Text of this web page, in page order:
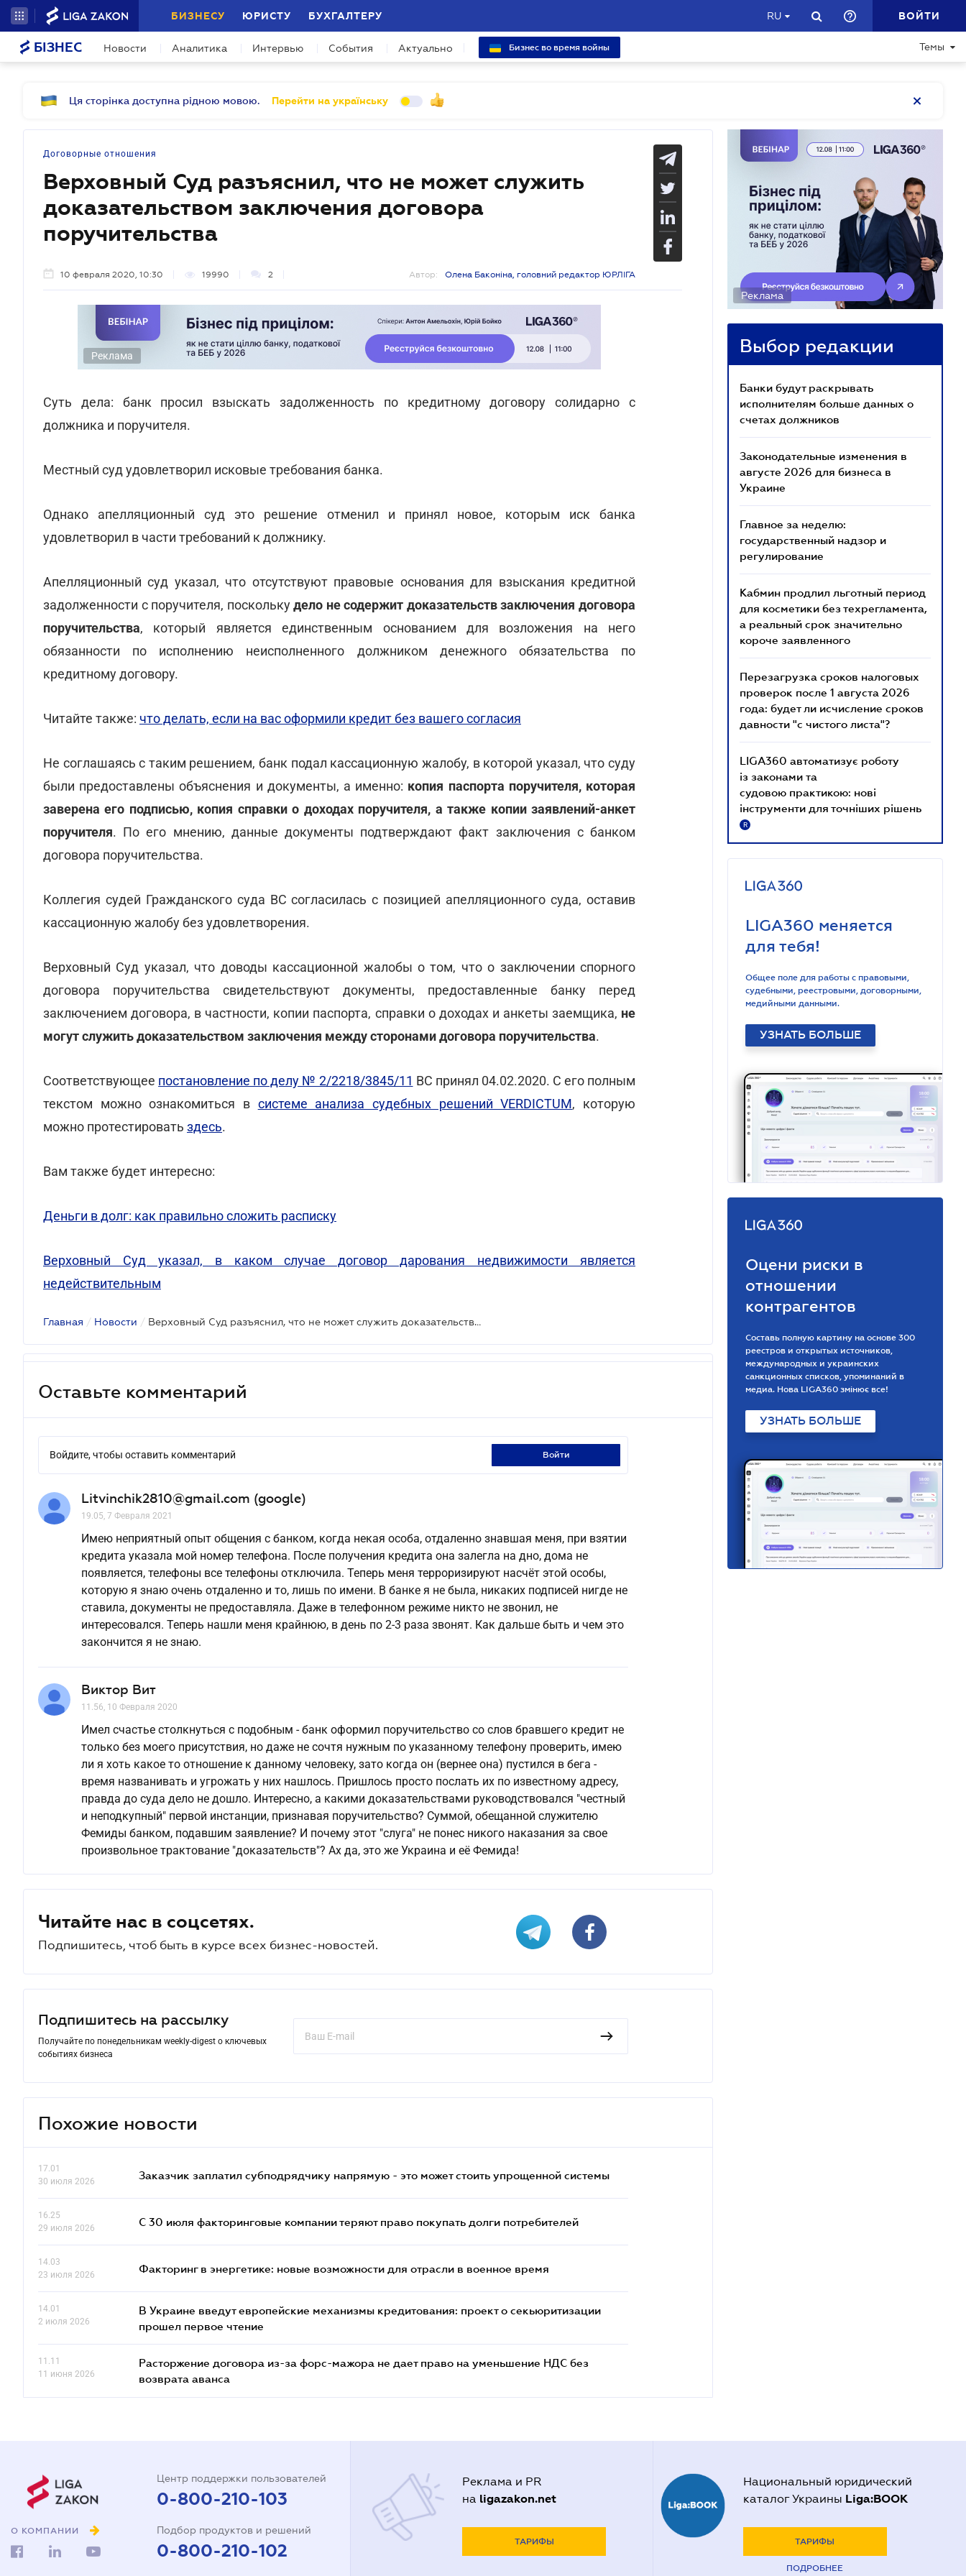
БИЗНЕСУ ЮРИСТУ БУХГАЛТЕРУ RU ВОЙТИ
БІЗНЕС Новости Аналитика Интервью События Актуально Бизнес во время войны Темы
Ця сторінка доступна рідною мовою. Перейти на українську
Договорные отношения
Верховный Суд разъяснил, что не может служить
доказательством заключения договора
поручительства
10 февраля 2020, 10:30 19990 2 Автор: Олена Баконіна, головний редактор ЮРЛІГА
Реклама
Суть дела: банк просил взыскать задолженность по кредитному договору солидарно с
должника и поручителя.
Местный суд удовлетворил исковые требования банка.
Однако апелляционный суд это решение отменил и принял новое, которым иск банка
удовлетворил в части требований к должнику.
Апелляционный суд указал, что отсутствуют правовые основания для взыскания кредитной
задолженности с поручителя, посколькудело не содержит доказательств заключения договора
поручительства, который является единственным основанием для возложения на него
обязанности по исполнению неисполненного должником денежного обязательства по
кредитному договору.
Читайте также: что делать, если на вас оформили кредит без вашего согласия
Не соглашаясь с таким решением, банк подал кассационную жалобу, в которой указал, что суду
были предоставлены объяснения и документы, а именно: копия паспорта поручителя, которая
заверена его подписью, копия справки о доходах поручителя, а также копии заявлений-анкет
поручителя. По его мнению, данные документы подтверждают факт заключения с банком
договора поручительства.
Коллегия судей Гражданского суда ВС согласилась с позицией апелляционного суда, оставив
кассационную жалобу без удовлетворения.
Верховный Суд указал, что доводы кассационной жалобы о том, что о заключении спорного
договора поручительства свидетельствуют документы, предоставленные банку перед
заключением договора, в частности, копии паспорта, справки о доходах и анкеты заемщика, не
могут служить доказательством заключения между сторонами договора поручительства.
Соответствующее постановление по делу № 2/2218/3845/11 ВС принял 04.02.2020. С его полным
текстом можно ознакомиться в системе анализа судебных решений VERDICTUM, которую
можно протестировать здесь.
Вам также будет интересно:
Деньги в долг: как правильно сложить расписку
Верховный Суд указал, в каком случае договор дарования недвижимости является
недействительным
Главная / Новости / Верховный Суд разъяснил, что не может служить доказательством заключения договора поручительства
Оставьте комментарий
Войдите, чтобы оставить комментарий войти
Litvinchik2810@gmail.com (google)
19.05, 7 Февраля 2021
Имею неприятный опыт общения с банком, когда некая особа, отдаленно знавшая меня, при взятии
кредита указала мой номер телефона. После получения кредита она залегла на дно, дома не
появляется, телефоны все телефоны отключила. Теперь меня терроризируют насчёт этой особы,
которую я знаю очень отдаленно и то, лишь по имени. В банке я не была, никаких подписей нигде не
ставила, документы не предоставляла. Даже в телефонном режиме никто не звонил, не
интересовался. Теперь нашли меня крайнюю, в день по 2-3 раза звонят. Как дальше быть и чем это
закончится я не знаю.
Виктор Вит
11.56, 10 Февраля 2020
Имел счастье столкнуться с подобным - банк оформил поручительство со слов бравшего кредит не
только без моего присутствия, но даже не сочтя нужным по указанному телефону проверить, имею
ли я хоть какое то отношение к данному человеку, зато когда он (вернее она) пустился в бега -
время названивать и угрожать у них нашлось. Пришлось просто послать их по известному адресу,
правда до суда дело не дошло. Интересно, а какими доказательствами руководствовался "честный
и неподкупный" первой инстанции, признавая поручительство? Суммой, обещанной служителю
Фемиды банком, подавшим заявление? И почему этот "слуга" не понес никого наказания за свое
произвольное трактование "доказательств"? Ах да, это же Украина и её Фемида!
Читайте нас в соцсетях.
Подпишитесь, чтоб быть в курсе всех бизнес-новостей.
Подпишитесь на рассылку
Получайте по понедельникам weekly-digest о ключевых
событиях бизнеса
Похожие новости
17.01
30 июля 2026
Заказчик заплатил субподрядчику напрямую - это может стоить упрощенной системы
16.25
29 июля 2026
С 30 июля факторинговые компании теряют право покупать долги потребителей
14.03
23 июля 2026
Факторинг в энергетике: новые возможности для отрасли в военное время
14.01
2 июля 2026
В Украине введут европейские механизмы кредитования: проект о секьюритизации
прошел первое чтение
11.11
11 июня 2026
Расторжение договора из-за форс-мажора не дает право на уменьшение НДС без
возврата аванса
Реклама
Выбор редакции
Банки будут раскрывать
исполнителям больше данных о
счетах должников
Законодательные изменения в
августе 2026 для бизнеса в
Украине
Главное за неделю:
государственный надзор и
регулирование
Кабмин продлил льготный период
для косметики без техрегламента,
а реальный срок значительно
короче заявленного
Перезагрузка сроков налоговых
проверок после 1 августа 2026
года: будет ли исчисление сроков
давности "с чистого листа"?
LIGA360 автоматизує роботу
із законами та
судовою практикою: нові
інструменти для точніших рішень
R
LIGA360 меняется
для тебя!
Общее поле для работы с правовыми,
судебными, реестровыми, договорными,
медийными данными.
УЗНАТЬ БОЛЬШЕ
Оцени риски в
отношении
контрагентов
Составь полную картину на основе 300
реестров и открытых источников,
международных и украинских
санкционных списков, упоминаний в
медиа. Нова LIGA360 змінює все!
УЗНАТЬ БОЛЬШЕ
О КОМПАНИИ
Центр поддержки пользователей
0-800-210-103
Подбор продуктов и решений
0-800-210-102
Реклама и PR
на ligazakon.net
ТАРИФЫ
Национальный юридический
каталог Украины Liga:BOOK
ТАРИФЫ
ПОДРОБНЕЕ